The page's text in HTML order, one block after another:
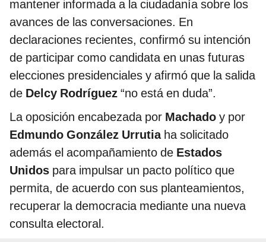
mantener informada a la ciudadanía sobre los
avances de las conversaciones. En
declaraciones recientes, confirmó su intención
de participar como candidata en unas futuras
elecciones presidenciales y afirmó que la salida
de Delcy Rodríguez “no está en duda”.
La oposición encabezada por Machado y por
Edmundo González Urrutiaha solicitado
además el acompañamiento de Estados
Unidos para impulsar un pacto político que
permita, de acuerdo con sus planteamientos,
recuperar la democracia mediante una nueva
consulta electoral.